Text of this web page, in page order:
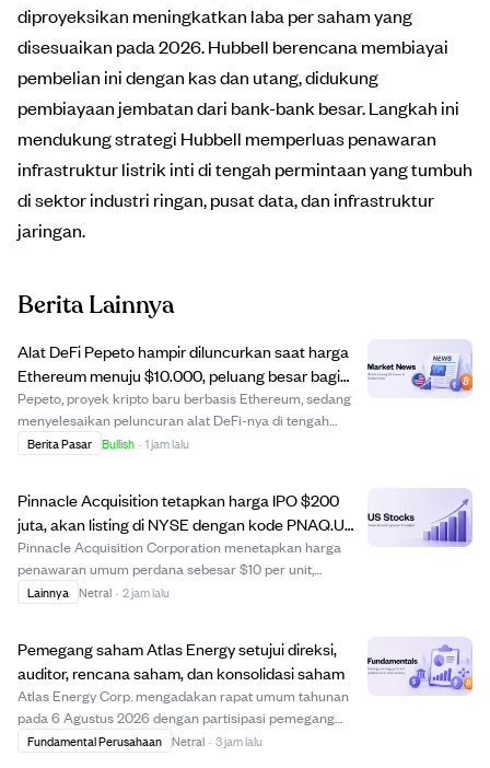
diproyeksikan meningkatkan laba per saham yang
disesuaikan pada 2026. Hubbell berencana membiayai
pembelian ini dengan kas dan utang, didukung
pembiayaan jembatan dari bank-bank besar. Langkah ini
mendukung strategi Hubbell memperluas penawaran
infrastruktur listrik inti di tengah permintaan yang tumbuh
di sektor industri ringan, pusat data, dan infrastruktur
jaringan.
Berita Lainnya
Alat DeFi Pepeto hampir diluncurkan saat harga
Ethereum menuju $10.000, peluang besar bagi
investor awal.
Pepeto, proyek kripto baru berbasis Ethereum, sedang
menyelesaikan peluncuran alat DeFi-nya di tengah
prediksi harga Ethereum yang bullish hingga $10.000
Berita Pasar Bullish · 1 jam lalu
Pinnacle Acquisition tetapkan harga IPO $200
juta, akan listing di NYSE dengan kode PNAQ.U
mulai 7 Agustus 2026
Pinnacle Acquisition Corporation menetapkan harga
penawaran umum perdana sebesar $10 per unit,
mengumpulkan dana $200 juta dari 20 juta unit yang
sete...
Lainnya Netral · 2 jam lalu
Pemegang saham Atlas Energy setujui direksi,
auditor, rencana saham, dan konsolidasi saham
Atlas Energy Corp. mengadakan rapat umum tahunan
pada 6 Agustus 2026 dengan partisipasi pemegang
saham lebih dari 80%. Pemegang saham menyetujui
Fundamental Perusahaan Netral · 3 jam lalu